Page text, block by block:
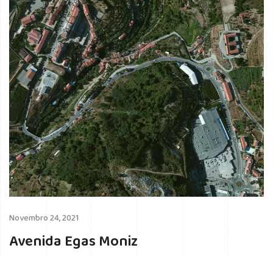
Novembro 24, 2021
Avenida Egas Moniz